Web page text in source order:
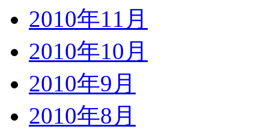
2010年11月
2010年10月
2010年9月
2010年8月